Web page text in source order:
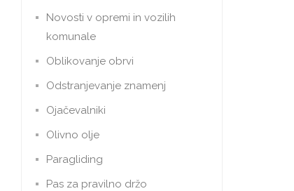
Novosti v opremi in vozilih
komunale
Oblikovanje obrvi
Odstranjevanje znamenj
Ojačevalniki
Olivno olje
Paragliding
Pas za pravilno držo